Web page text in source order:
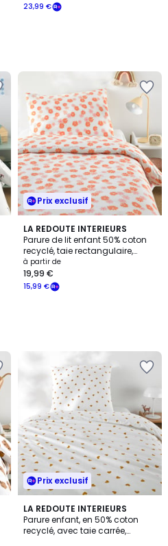
23,99 €
Prix exclusif
LA REDOUTE INTERIEURS
Parure de lit enfant 50% coton
recyclé, taie rectangulaire,
MARGUERITES
à partir de
15,99 €
19,99 €
Prix exclusif
LA REDOUTE INTERIEURS
Parure enfant, en 50% coton
recyclé, avec taie carrée,